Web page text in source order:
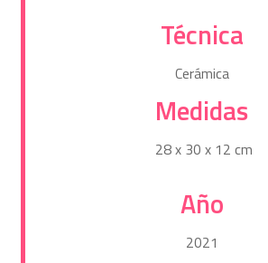
Técnica
Cerámica
Medidas
28 x 30 x 12 cm
Año
2021